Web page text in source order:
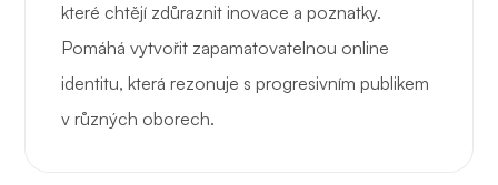
které chtějí zdůraznit inovace a poznatky.
Pomáhá vytvořit zapamatovatelnou online
identitu, která rezonuje s progresivním publikem
v různých oborech.